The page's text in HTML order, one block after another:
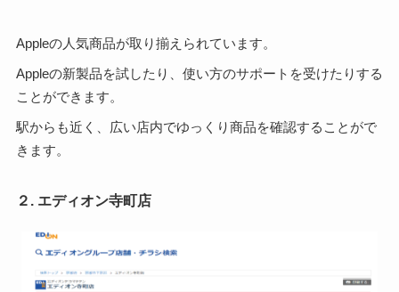
Appleの人気商品が取り揃えられています。
Appleの新製品を試したり、使い方のサポートを受けたりする
ことができます。
駅からも近く、広い店内でゆっくり商品を確認することがで
きます。
２. エディオン寺町店